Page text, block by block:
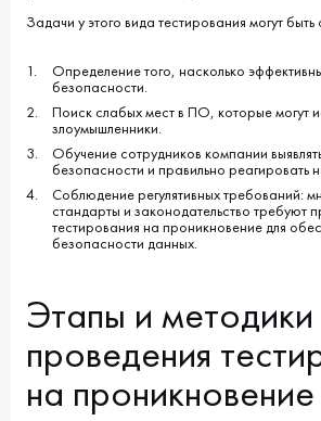
Задачи у этого вида тестирования могут
Определение того, насколько
безопасности.
Поиск слабых мест в ПО, которые могут
злоумышленники.
Обучение сотрудников компании
безопасности и правильно реагировать
Соблюдение регулятивных требований:
стандарты и законодательство требуют
тестирования на проникновение для
безопасности данных.
Этапы и методики
проведения
на проникновение